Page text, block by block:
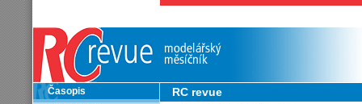
Časopis RC revue